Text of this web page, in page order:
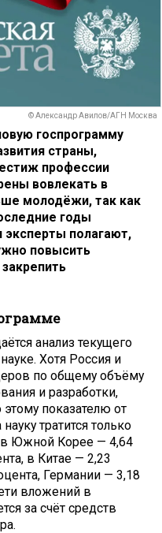
© Александр Авилов/АГН Москва
госпрограмму
страны,
профессии
вовлекать в
молодёжи, так как
годы
эксперты полагают,
повысить
анализ текущего
Хотя Россия и
по общему объёму
и разработки,
показателю от
тратится только
в Южной Корее — 4,64
в Китае — 2,23
Германии — 3,18
вложений в
за счёт средств